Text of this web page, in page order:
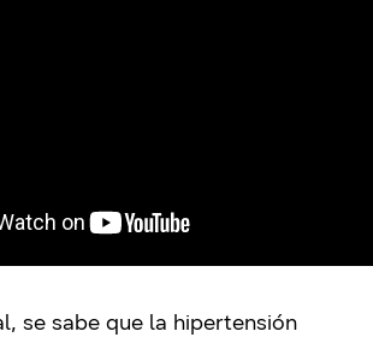
se sabe que la hipertensión